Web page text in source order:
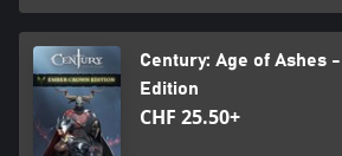
Century: Age of Ashes
Edition
CHF 25.50+